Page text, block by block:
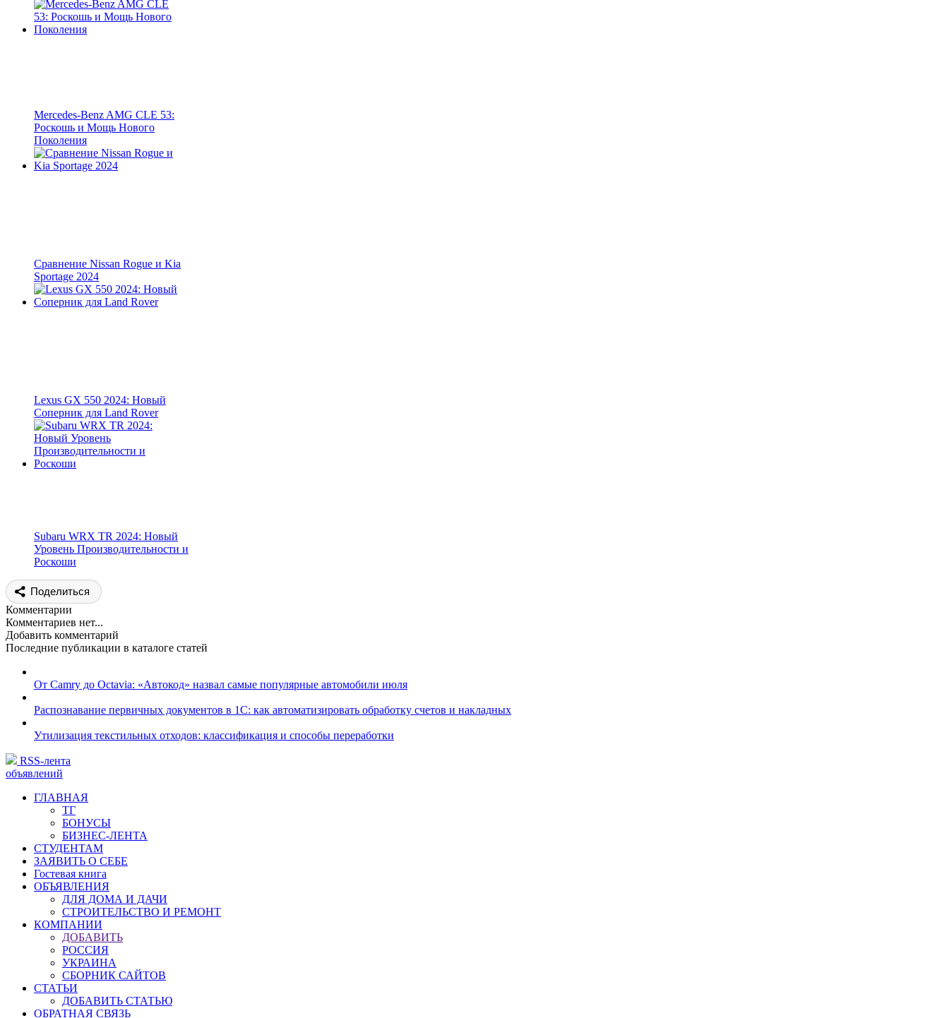
Mercedes-Benz AMG CLE 53:
Роскошь и Мощь Нового
Поколения
Сравнение Nissan Rogue и Kia
Sportage 2024
Lexus GX 550 2024: Новый
Соперник для Land Rover
Subaru WRX TR 2024: Новый
Уровень Производительности и
Роскоши
Поделиться
Комментарии
Комментариев нет...
Добавить комментарий
Последние публикации в каталоге статей
От Camry до Octavia: «Автокод» назвал самые популярные автомобили июля
Распознавание первичных документов в 1С: как автоматизировать обработку счетов и накладных
Утилизация текстильных отходов: классификация и способы переработки
RSS-лента
объявлений
ГЛАВНАЯ
ТГ
БОНУСЫ
БИЗНЕС-ЛЕНТА
СТУДЕНТАМ
ЗАЯВИТЬ О СЕБЕ
Гостевая книга
ОБЪЯВЛЕНИЯ
ДЛЯ ДОМА И ДАЧИ
СТРОИТЕЛЬСТВО И РЕМОНТ
КОМПАНИИ
ДОБАВИТЬ
РОССИЯ
УКРАИНА
СБОРНИК САЙТОВ
СТАТЬИ
ДОБАВИТЬ СТАТЬЮ
ОБРАТНАЯ СВЯЗЬ